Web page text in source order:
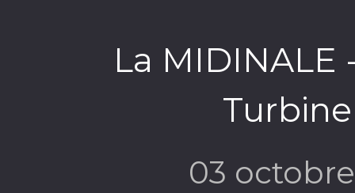
La MIDINALE
Turbine
03